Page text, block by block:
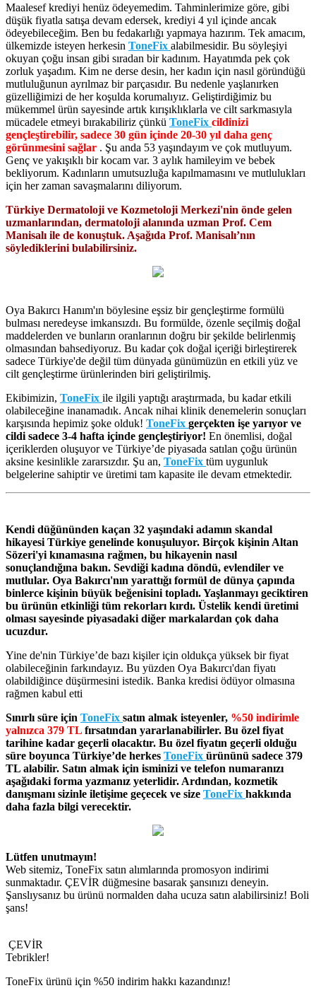
Maalesef krediyi henüz ödeyemedim. Tahminlerimize göre, gibi
düşük fiyatla satışa devam edersek, krediyi 4 yıl içinde ancak
ödeyebileceğim. Ben bu fedakarlığı yapmaya hazırım. Tek amacım,
ülkemizde isteyen herkesin ToneFix alabilmesidir. Bu söyleşiyi
okuyan çoğu insan gibi sıradan bir kadınım. Hayatımda pek çok
zorluk yaşadım. Kim ne derse desin, her kadın için nasıl göründüğü
mutluluğunun ayrılmaz bir parçasıdır. Bu nedenle yaşlanırken
güzelliğimizi de her koşulda korumalıyız. Geliştirdiğimiz bu
mükemmel ürün sayesinde artık kırışıklıklarla ve cilt sarkmasıyla
mücadele etmeyi bırakabiliriz çünkü ToneFix cildinizi
gençleştirebilir, sadece 30 gün içinde 20-30 yıl daha genç
görünmesini sağlar . Şu anda 53 yaşındayım ve çok mutluyum.
Genç ve yakışıklı bir kocam var. 3 aylık hamileyim ve bebek
bekliyorum. Kadınların umutsuzluğa kapılmamasını ve mutlulukları
için her zaman savaşmalarını diliyorum.
Türkiye Dermatoloji ve Kozmetoloji Merkezi'nin önde gelen
uzmanlarından, dermatoloji alanında uzman Prof. Cem
Manisalı ile de konuştuk. Aşağıda Prof. Manisalı’nın
söylediklerini bulabilirsiniz.
Oya Bakırcı Hanım'ın böylesine eşsiz bir gençleştirme formülü
bulması neredeyse imkansızdı. Bu formülde, özenle seçilmiş doğal
maddelerden ve bunların oranlarının doğru bir şekilde belirlenmiş
olmasından bahsediyoruz. Bu kadar çok doğal içeriği birleştirerek
sadece Türkiye'de değil tüm dünyada günümüzün en etkili yüz ve
cilt gençleştirme ürünlerinden biri geliştirilmiş.
Ekibimizin, ToneFix ile ilgili yaptığı araştırmada, bu kadar etkili
olabileceğine inanamadık. Ancak nihai klinik denemelerin sonuçları
karşısında hepimiz şoke olduk! ToneFix gerçekten işe yarıyor ve
cildi sadece 3-4 hafta içinde gençleştiriyor! En önemlisi, doğal
içeriklerden oluşuyor ve Türkiye’de piyasada satılan çoğu ürünün
aksine kesinlikle zararsızdır. Şu an, ToneFix tüm uygunluk
belgelerine sahiptir ve üretimi tam kapasite ile devam etmektedir.
Kendi düğününden kaçan 32 yaşındaki adamın skandal
hikayesi Türkiye genelinde konuşuluyor. Birçok kişinin Altan
Sözeri'yi kınamasına rağmen, bu hikayenin nasıl
sonuçlandığına bakın. Sevdiği kadına döndü, evlendiler ve
mutlular. Oya Bakırcı'nın yarattığı formül de dünya çapında
binlerce kişinin büyük beğenisini topladı. Yaşlanmayı geciktiren
bu ürünün etkinliği tüm rekorları kırdı. Üstelik kendi üretimi
olması sayesinde piyasadaki diğer markalardan çok daha
ucuzdur.
Yine de'nin Türkiye’de bazı kişiler için oldukça yüksek bir fiyat
olabileceğinin farkındayız. Bu yüzden Oya Bakırcı'dan fiyatı
olabildiğince düşürmesini istedik. Banka kredisi ödüyor olmasına
rağmen kabul etti
Sınırlı süre için ToneFix satın almak isteyenler, %50 indirimle
yalnızca 379 TL fırsatından yararlanabilirler. Bu özel fiyat
tarihine kadar geçerli olacaktır. Bu özel fiyatın geçerli olduğu
süre boyunca Türkiye’de herkes ToneFix ürününü sadece 379
TL alabilir. Satın almak için isminizi ve telefon numaranızı
aşağıdaki forma yazmanız yeterlidir. Ardından, kozmetik
danışmanı sizinle iletişime geçecek ve size ToneFix hakkında
daha fazla bilgi verecektir.
Lütfen unutmayın!
Web sitemiz, ToneFix satın alımlarında promosyon indirimi
sunmaktadır. ÇEVİR düğmesine basarak şansınızı deneyin.
Şanslıysanız bu ürünü normalden daha ucuza satın alabilirsiniz! Boli
şans!
ÇEVİR
Tebrikler!
ToneFix ürünü için %50 indirim hakkı kazandınız!